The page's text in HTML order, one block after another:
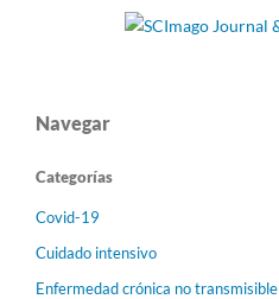
Navegar
Categorías
Covid-19
Cuidado intensivo
Enfermedad crónica no transmisible